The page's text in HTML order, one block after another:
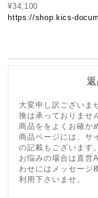
¥34,100
https://shop.kics-
大変申し訳ございま
換は承っておりませ
商品ををよくお確か
商品ページには、サ
の記載もございます。
お悩みの場合は直営
わせにはメッセージ
利用下さいませ。